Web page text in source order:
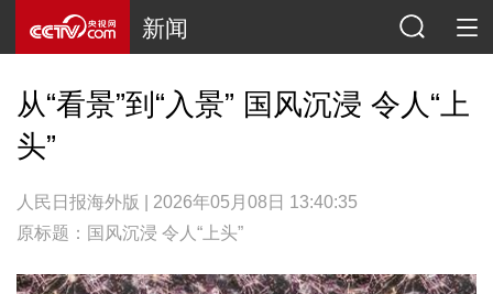
新闻
从“看景”到“入景” 国风沉浸 令人“上
头”
人民日报海外版 | 2026年05月08日 13:40:35
原标题：国风沉浸 令人“上头”